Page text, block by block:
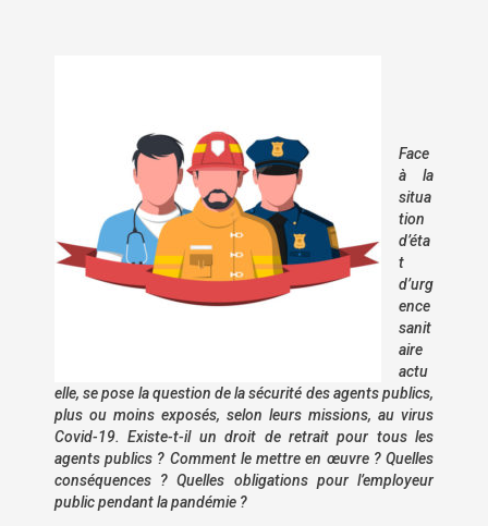
Face
à la
situa
tion
d’éta
t
d’urg
ence
sanit
aire
actu
elle, se pose la question de la sécurité des agents publics,
plus ou moins exposés, selon leurs missions, au virus
Covid-19. Existe-t-il un droit de retrait pour tous les
agents publics ? Comment le mettre en œuvre ? Quelles
conséquences ? Quelles obligations pour l’employeur
public pendant la pandémie ?